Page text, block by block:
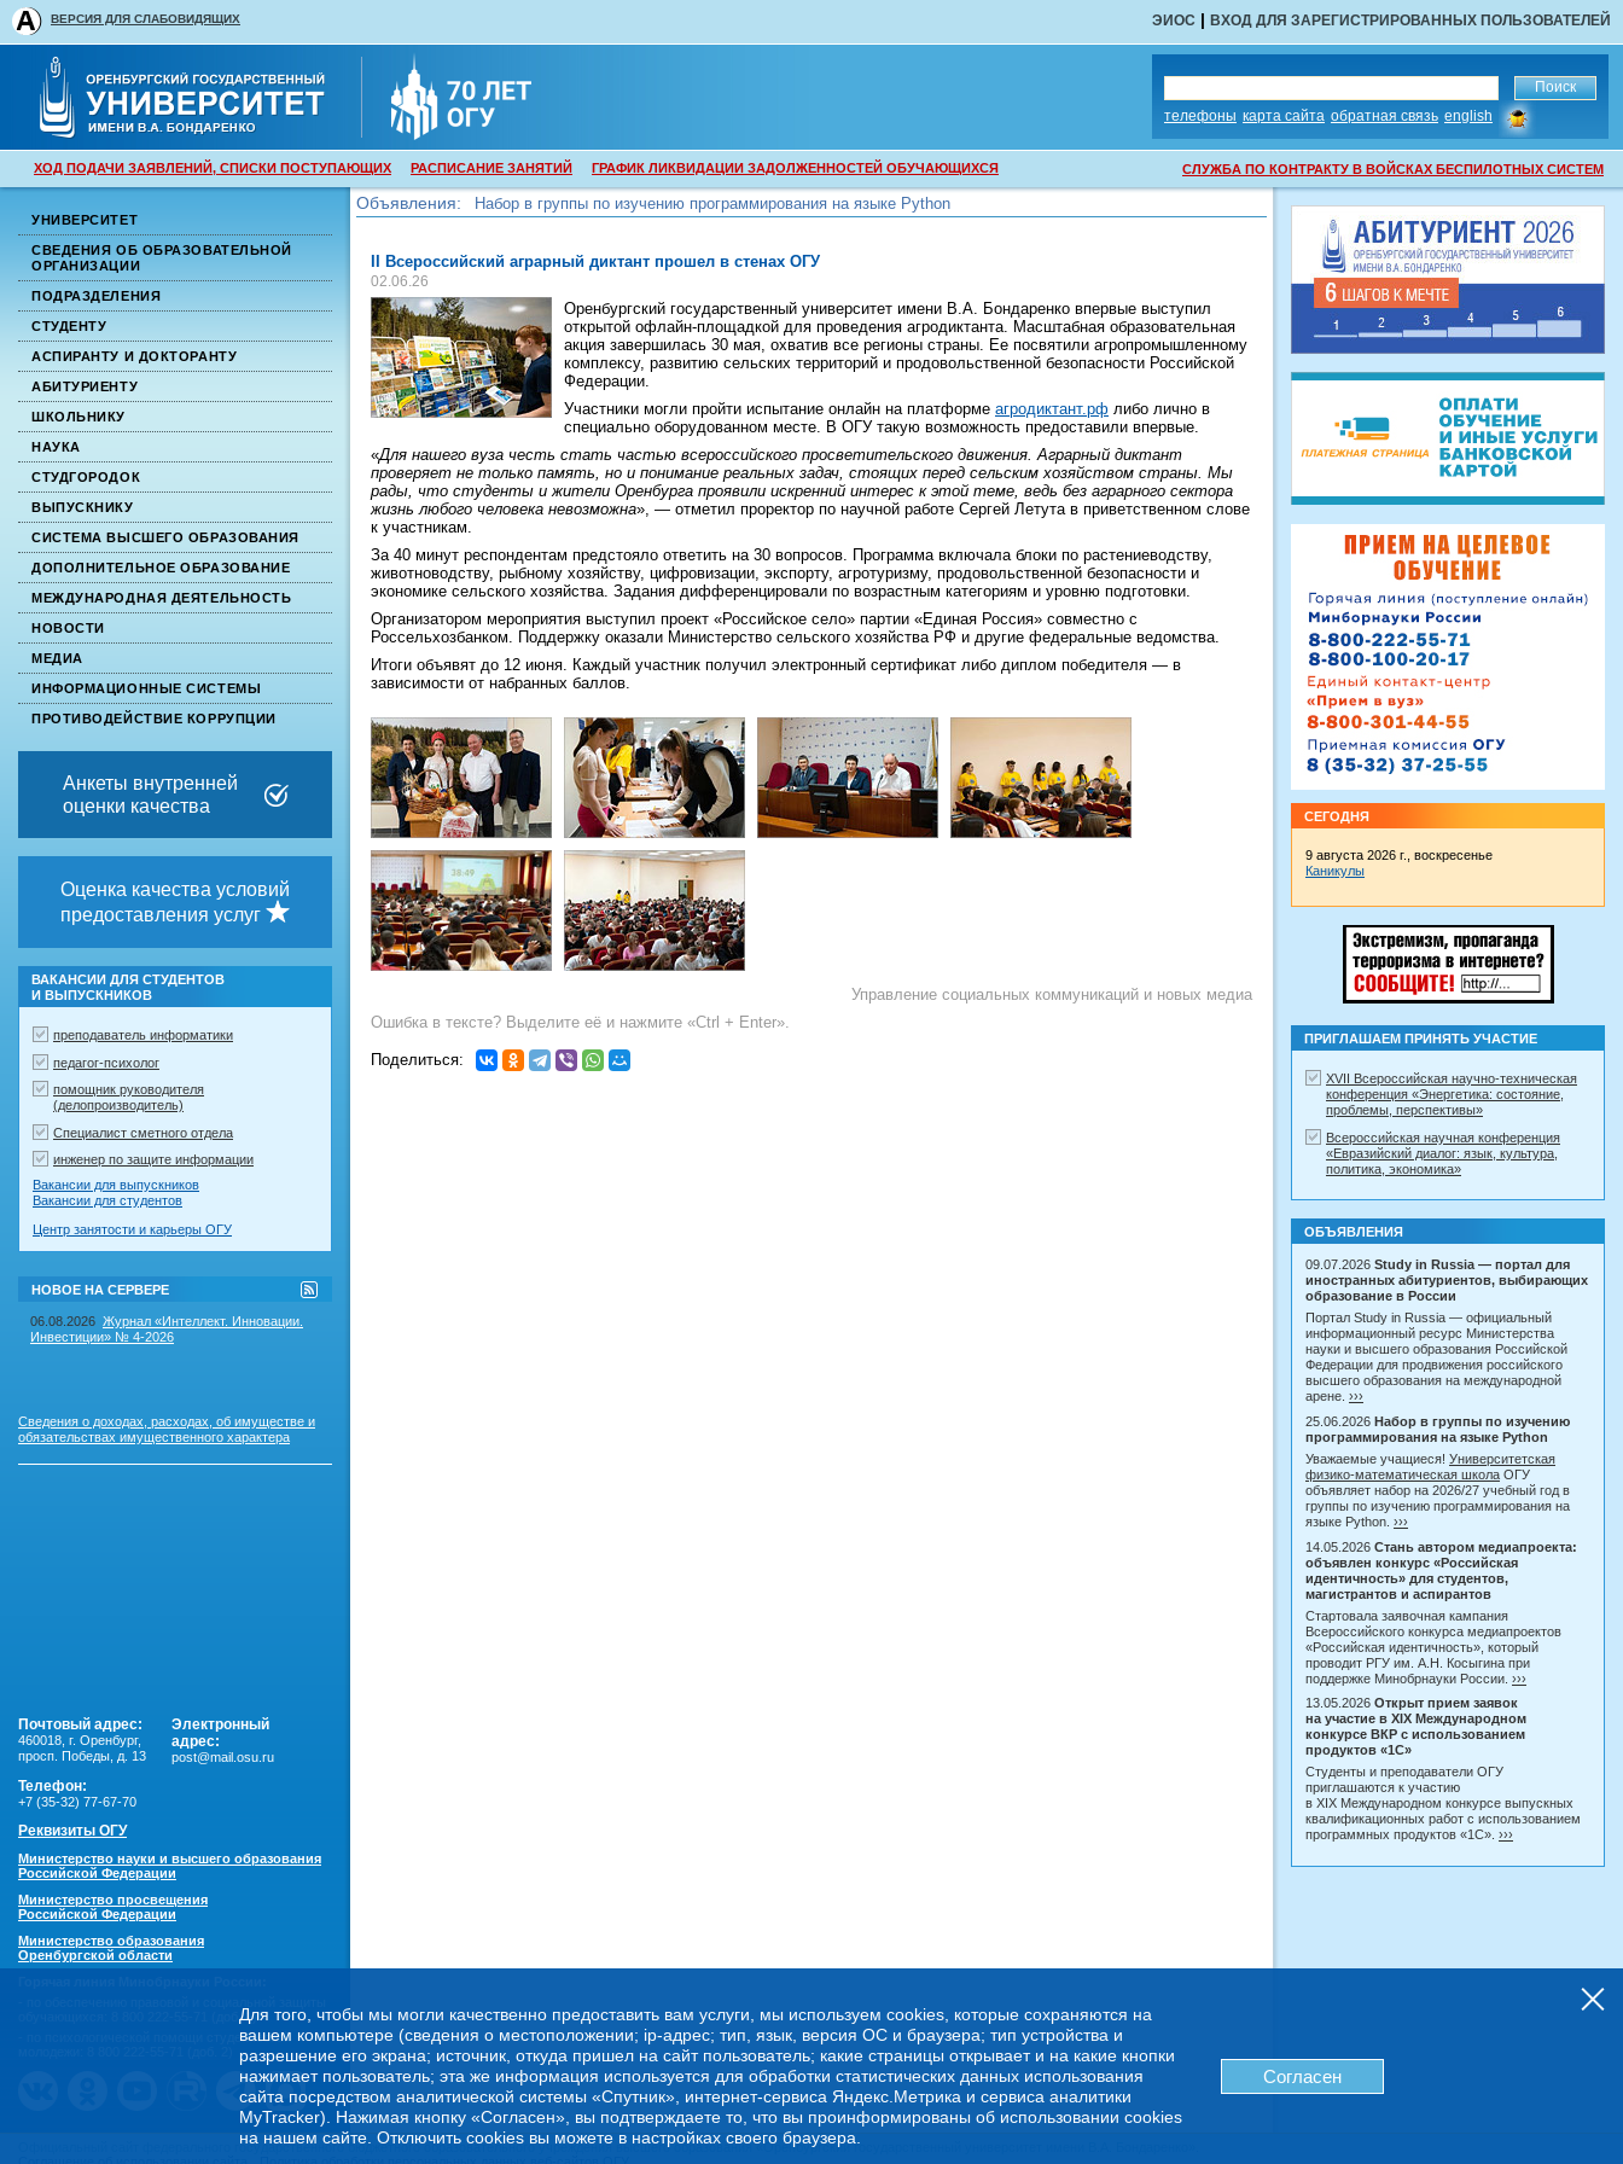
ЭИОС | ВХОД ДЛЯ ЗАРЕГИСТРИРОВАННЫХ ПОЛЬЗОВАТЕЛЕЙ
ВЕРСИЯ ДЛЯ СЛАБОВИДЯЩИХ
телефоны карта сайта обратная связь english
сообщить
об
ошибке
СЛУЖБА ПО КОНТРАКТУ В ВОЙСКАХ БЕСПИЛОТНЫХ СИСТЕМ
ХОД ПОДАЧИ ЗАЯВЛЕНИЙ, СПИСКИ ПОСТУПАЮЩИХ РАСПИСАНИЕ ЗАНЯТИЙ ГРАФИК ЛИКВИДАЦИИ ЗАДОЛЖЕННОСТЕЙ ОБУЧАЮЩИХСЯ
УНИВЕРСИТЕТ
СВЕДЕНИЯ ОБ ОБРАЗОВАТЕЛЬНОЙ
ОРГАНИЗАЦИИ
ПОДРАЗДЕЛЕНИЯ
СТУДЕНТУ
АСПИРАНТУ И ДОКТОРАНТУ
АБИТУРИЕНТУ
ШКОЛЬНИКУ
НАУКА
СТУДГОРОДОК
ВЫПУСКНИКУ
СИСТЕМА ВЫСШЕГО ОБРАЗОВАНИЯ
ДОПОЛНИТЕЛЬНОЕ ОБРАЗОВАНИЕ
МЕЖДУНАРОДНАЯ ДЕЯТЕЛЬНОСТЬ
НОВОСТИ
МЕДИА
ИНФОРМАЦИОННЫЕ СИСТЕМЫ
ПРОТИВОДЕЙСТВИЕ КОРРУПЦИИ
Анкеты внутренней
оценки качества
Оценка качества условий
предоставления услуг
ВАКАНСИИ ДЛЯ СТУДЕНТОВ
И ВЫПУСКНИКОВ
преподаватель информатики
педагог-психолог
помощник руководителя
(делопроизводитель)
Специалист сметного отдела
инженер по защите информации
Вакансии для выпускников
Вакансии для студентов
Центр занятости и карьеры ОГУ
НОВОЕ НА СЕРВЕРЕ
RSS-
лента
на
06.08.2026 Журнал «Интеллект. Инновации.
Инвестиции» № 4-2026
Объявления:
Набор в группы по изучению программирования на языке Python
II Всероссийский аграрный диктант прошел в стенах ОГУ
02.06.26
Оренбургский государственный университет имени В.А. Бондаренко впервые выступил
открытой офлайн-площадкой для проведения агродиктанта. Масштабная образовательная
акция завершилась 30 мая, охватив все регионы страны. Ее посвятили агропромышленному
комплексу, развитию сельских территорий и продовольственной безопасности Российской
Федерации.
Участники могли пройти испытание онлайн на платформе агродиктант.рф либо лично в
специально оборудованном месте. В ОГУ такую возможность предоставили впервые.
«Для нашего вуза честь стать частью всероссийского просветительского движения. Аграрный диктант
проверяет не только память, но и понимание реальных задач, стоящих перед сельским хозяйством страны. Мы
рады, что студенты и жители Оренбурга проявили искренний интерес к этой теме, ведь без аграрного сектора
жизнь любого человека невозможна», — отметил проректор по научной работе Сергей Летута в приветственном слове
к участникам.
За 40 минут респондентам предстояло ответить на 30 вопросов. Программа включала блоки по растениеводству,
животноводству, рыбному хозяйству, цифровизации, экспорту, агротуризму, продовольственной безопасности и
экономике сельского хозяйства. Задания дифференцировали по возрастным категориям и уровню подготовки.
Организатором мероприятия выступил проект «Российское село» партии «Единая Россия» совместно с
Россельхозбанком. Поддержку оказали Министерство сельского хозяйства РФ и другие федеральные ведомства.
Итоги объявят до 12 июня. Каждый участник получил электронный сертификат либо диплом победителя — в
зависимости от набранных баллов.
Управление социальных коммуникаций и новых медиа
Ошибка в тексте? Выделите её и нажмите «Ctrl + Enter».
Поделиться:
Для того, чтобы мы могли качественно предоставить вам услуги, мы используем cookies, которые сохраняются на
вашем компьютере (сведения о местоположении; ip-адрес; тип, язык, версия ОС и браузера; тип устройства и
разрешение его экрана; источник, откуда пришел на сайт пользователь; какие страницы открывает и на какие кнопки
нажимает пользователь; эта же информация используется для обработки статистических данных использования
сайта посредством аналитической системы «Спутник», интернет-сервиса Яндекс.Метрика и сервиса аналитики
MyTracker). Нажимая кнопку «Согласен», вы подтверждаете то, что вы проинформированы об использовании cookies
на нашем сайте. Отключить cookies вы можете в настройках своего браузера.
Согласен
СЕГОДНЯ
9 августа 2026 г., воскресенье
Каникулы
ПРИГЛАШАЕМ ПРИНЯТЬ УЧАСТИЕ
XVII Всероссийская научно-техническая
конференция «Энергетика: состояние,
проблемы, перспективы»
Всероссийская научная конференция
«Евразийский диалог: язык, культура,
политика, экономика»
ОБЪЯВЛЕНИЯ
09.07.2026 Study in Russia — портал для
иностранных абитуриентов, выбирающих
образование в России
Портал Study in Russia — официальный
информационный ресурс Министерства
науки и высшего образования Российской
Федерации для продвижения российского
высшего образования на международной
арене. ›››
25.06.2026 Набор в группы по изучению
программирования на языке Python
Уважаемые учащиеся! Университетская
физико-математическая школа ОГУ
объявляет набор на 2026/27 учебный год в
группы по изучению программирования на
языке Python. ›››
14.05.2026 Стань автором медиапроекта:
объявлен конкурс «Российская
идентичность» для студентов,
магистрантов и аспирантов
Стартовала заявочная кампания
Всероссийского конкурса медиапроектов
«Российская идентичность», который
проводит РГУ им. А.Н. Косыгина при
поддержке Минобрнауки России. ›››
13.05.2026 Открыт прием заявок
на участие в XIX Международном
конкурсе ВКР с использованием
продуктов «1С»
Студенты и преподаватели ОГУ
приглашаются к участию
в XIX Международном конкурсе выпускных
квалификационных работ с использованием
программных продуктов «1С». ›››
Сведения о доходах, расходах, об имуществе и
обязательствах имущественного характера
Почтовый адрес:
460018 г. Оренбург,
просп. Победы, д. 13
Электронный
адрес:
post@mail.osu.ru
Телефон:
+7 (35-32) 77-67-70
Реквизиты ОГУ
Министерство науки и высшего образования
Российской Федерации
Министерство просвещения
Российской Федерации
Министерство образования
Оренбургской области
8 800 222-55-71 (доб. 1)
- по психологической помощи студенческой
Официальный сайт федерального государственного бюджетного образовательного учреждения высшего образования «Оренбургский государственный университет имени В.А. Бондаренко».